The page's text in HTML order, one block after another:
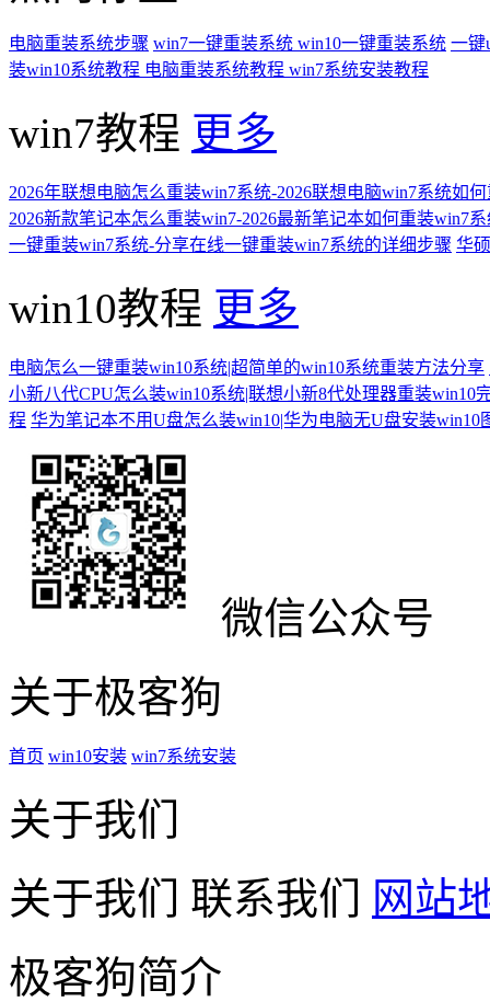
电脑重装系统步骤 win7一键重装系统 win10一键重装系统 一键
装win10系统教程 电脑重装系统教程 win7系统安装教程
win7教程 更多
2026年联想电脑怎么重装win7系统-2026联想电脑win7系统如
2026新款笔记本怎么重装win7-2026最新笔记本如何重装win7
一键重装win7系统-分享在线一键重装win7系统的详细步骤 华
win10教程 更多
电脑怎么一键重装win10系统|超简单的win10系统重装方法分享
小新八代CPU怎么装win10系统|联想小新8代处理器重装win10
程 华为笔记本不用U盘怎么装win10|华为电脑无U盘安装win10
微信公众号
关于极客狗
首页 win10安装 win7系统安装
关于我们
关于我们 联系我们 网站
极客狗简介